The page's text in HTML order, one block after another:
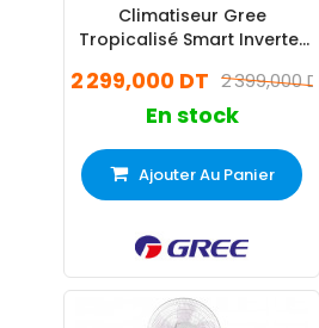
Climatiseur Gree
Tropicalisé Smart Inverter
Blanc
2 399,000 DT
2 299,000 DT
En stock
Ajouter Au Panier